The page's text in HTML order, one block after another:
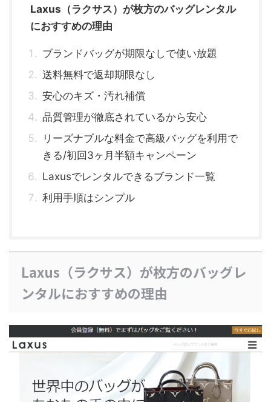
Laxus（ラクサス）が枚方のバッグレンタル
におすすめの理由
ブランドバッグが期限なしで使い放題
送料無料で返却期限なし
安心のキズ・汚れ補償
品質管理が徹底されているから安心
リーズナブルな料金で高級バッグを利用で
きる/初回3ヶ月半額キャンペーン
Laxusでレンタルできるブランド一覧
利用手順はシンプル
Laxus（ラクサス）が枚方のバッグレ
ンタルにおすすめの理由